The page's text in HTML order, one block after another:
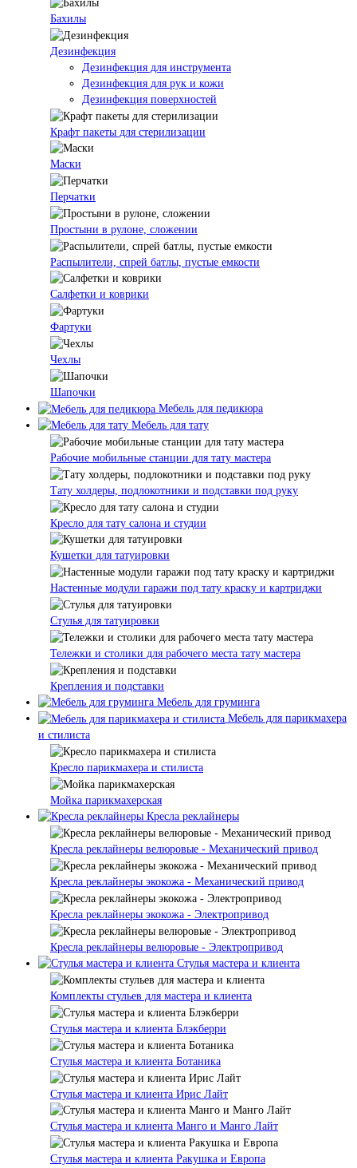
Бахилы
Дезинфекция
Дезинфекция для инструмента
Дезинфекция для рук и кожи
Дезинфекция поверхностей
Крафт пакеты для стерилизации
Маски
Перчатки
Простыни в рулоне, сложении
Распылители, спрей батлы, пустые емкости
Салфетки и коврики
Фартуки
Чехлы
Шапочки
Мебель для педикюра
Мебель для тату
Рабочие мобильные станции для тату мастера
Тату холдеры, подлокотники и подставки под руку
Кресло для тату салона и студии
Кушетки для татуировки
Настенные модули гаражи под тату краску и картриджи
Стулья для татуировки
Тележки и столики для рабочего места тату мастера
Крепления и подставки
Мебель для груминга
Мебель для парикмахера
и стилиста
Кресло парикмахера и стилиста
Мойка парикмахерская
Кресла реклайнеры
Кресла реклайнеры велюровые - Механический привод
Кресла реклайнеры экокожа - Механический привод
Кресла реклайнеры экокожа - Электропривод
Кресла реклайнеры велюровые - Электропривод
Стулья мастера и клиента
Комплекты стульев для мастера и клиента
Стулья мастера и клиента Блэкберри
Стулья мастера и клиента Ботаника
Стулья мастера и клиента Ирис Лайт
Стулья мастера и клиента Манго и Манго Лайт
Стулья мастера и клиента Ракушка и Европа